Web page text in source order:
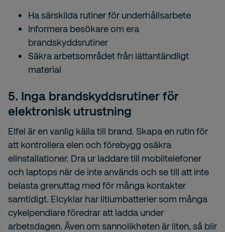
Ha särskilda rutiner för underhållsarbete
Informera besökare om era
brandskyddsrutiner
Säkra arbetsområdet från lättantändligt
material
5. Inga brandskyddsrutiner för
elektronisk utrustning
Elfel är en vanlig källa till brand. Skapa en rutin för
att kontrollera elen och förebygg osäkra
elinstallationer. Dra ur laddare till mobiltelefoner
och laptops när de inte används och se till att inte
belasta grenuttag med för många kontakter
samtidigt. Elcyklar har litiumbatterier som många
cykelpendlare föredrar att ladda under
arbetsdagen. Även om sannolikheten är liten, så blir